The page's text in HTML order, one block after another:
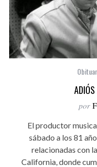
por
El productor
sábado a los 81
relacionadas con
California, donde